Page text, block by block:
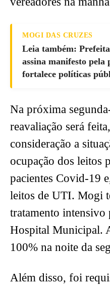
MOGI DAS CRUZES
Leia também:
assina manifesto
fortalece políticas
Na próxima
reavaliação será
consideração a
ocupação dos leitos
pacientes Covid-19
leitos de UTI. Mogi
tratamento intensivo
Hospital Municipal.
100% na noite da
Além disso, foi